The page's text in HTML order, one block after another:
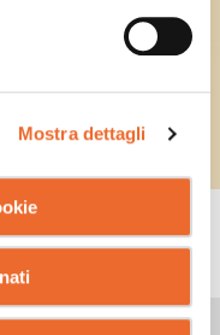
Mostra dettagli